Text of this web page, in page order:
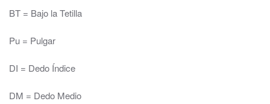
BT = Bajo la Tetilla
Pu = Pulgar
DI = Dedo Índice
DM = Dedo Medio